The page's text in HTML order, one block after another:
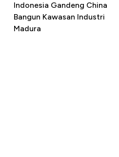
Indonesia Gandeng China
Bangun Kawasan Industri
Madura